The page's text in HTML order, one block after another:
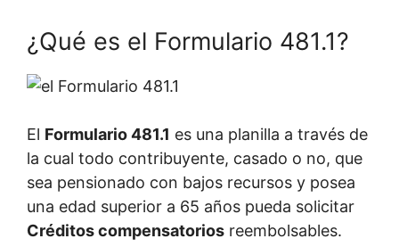
¿Qué es el Formulario 481.1?
El Formulario 481.1 es una planilla a través de
la cual todo contribuyente, casado o no, que
sea pensionado con bajos recursos y posea
una edad superior a 65 años pueda solicitar
Créditos compensatorios reembolsables.